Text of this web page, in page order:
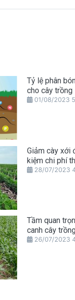
Tỷ lệ phân
cho cây trồng
01/08/2023
Giảm cày xới
kiệm chi phí
28/07/2023
Tầm quan
canh cây
26/07/2023